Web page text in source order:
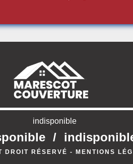
indisponible
/
DROIT RÉSERVÉ - MENTIONS